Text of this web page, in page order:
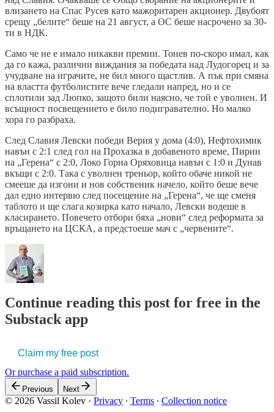
влизането на Спас Русев като мажоритарен акционер. Двубоят
срещу „белите“ беше на 21 август, а ОС беше насрочено за 30-
ти в НДК.
Само че не е имало никакви премии. Тонев по-скоро имал, как
да го кажа, различни виждания за победата над Лудогорец и за
учудване на играчите, не бил много щастлив. А пък при смяна
на властта футболистите вече гледали напред, но и се
сплотили зад Люпко, защото били наясно, че той е уволнен. И
всъщност посвещението е било подигравателно. Но малко
хора го разбраха.
След Славия Левски победи Верия у дома (4:0), Нефтохимик
навън с 2:1 след гол на Прохазка в добавеното време, Пирин
на „Герена“ с 2:0, Локо Горна Оряховица навън с 1:0 и Дунав
вкъщи с 2:0. Така с уволнен треньор, който обаче никой не
смееше да изгони и нов собственик начело, който беше вече
дал едно интервю след посещение на „Герена“, че ще сменя
таблото и ще слага козирка като начало, Левски водеше в
класирането. Повечето отбори бяха „нови“ след реформата за
връщането на ЦСКА, а предстоеше мач с „червените“.
Continue reading this post for free in the
Substack app
Claim my free post
Or purchase a paid subscription.
Previous Next
© 2026 Vassil Kolev · Privacy ∙ Terms ∙ Collection notice